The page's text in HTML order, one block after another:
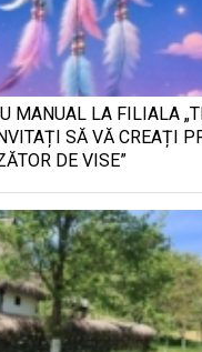
MANUAL LA FILIALA
SĂ VĂ CREAȚI
DE VISE”